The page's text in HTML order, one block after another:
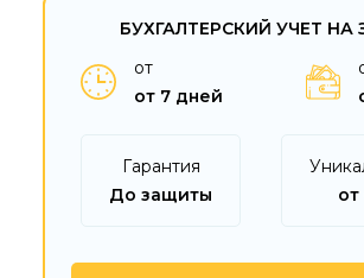
БУХГАЛТЕРСКИЙ УЧЕТ НА
от
от 7 дней
Гарантия
До защиты
от